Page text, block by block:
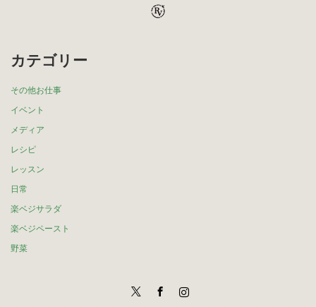
カテゴリー
その他お仕事
イベント
メディア
レシピ
レッスン
日常
楽ベジサラダ
楽ベジペースト
野菜
Instagram